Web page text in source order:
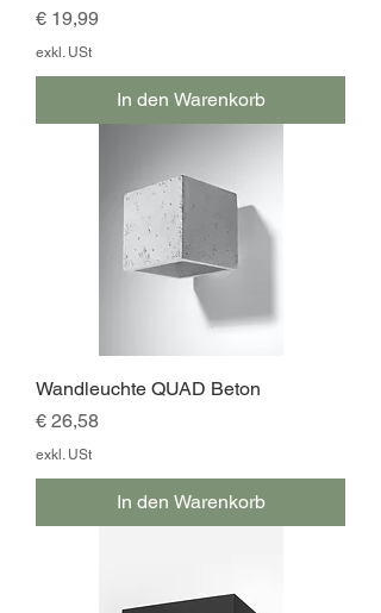
Preis
€ 19,99
exkl. USt
In den Warenkorb
Wandleuchte QUAD Beton
Preis
€ 26,58
exkl. USt
In den Warenkorb